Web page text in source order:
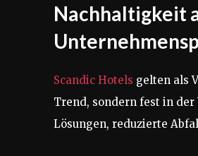
Nachhaltigkeit
Scandic Hotels gelten als
Trend, sondern fest in
Lösungen, reduzierte